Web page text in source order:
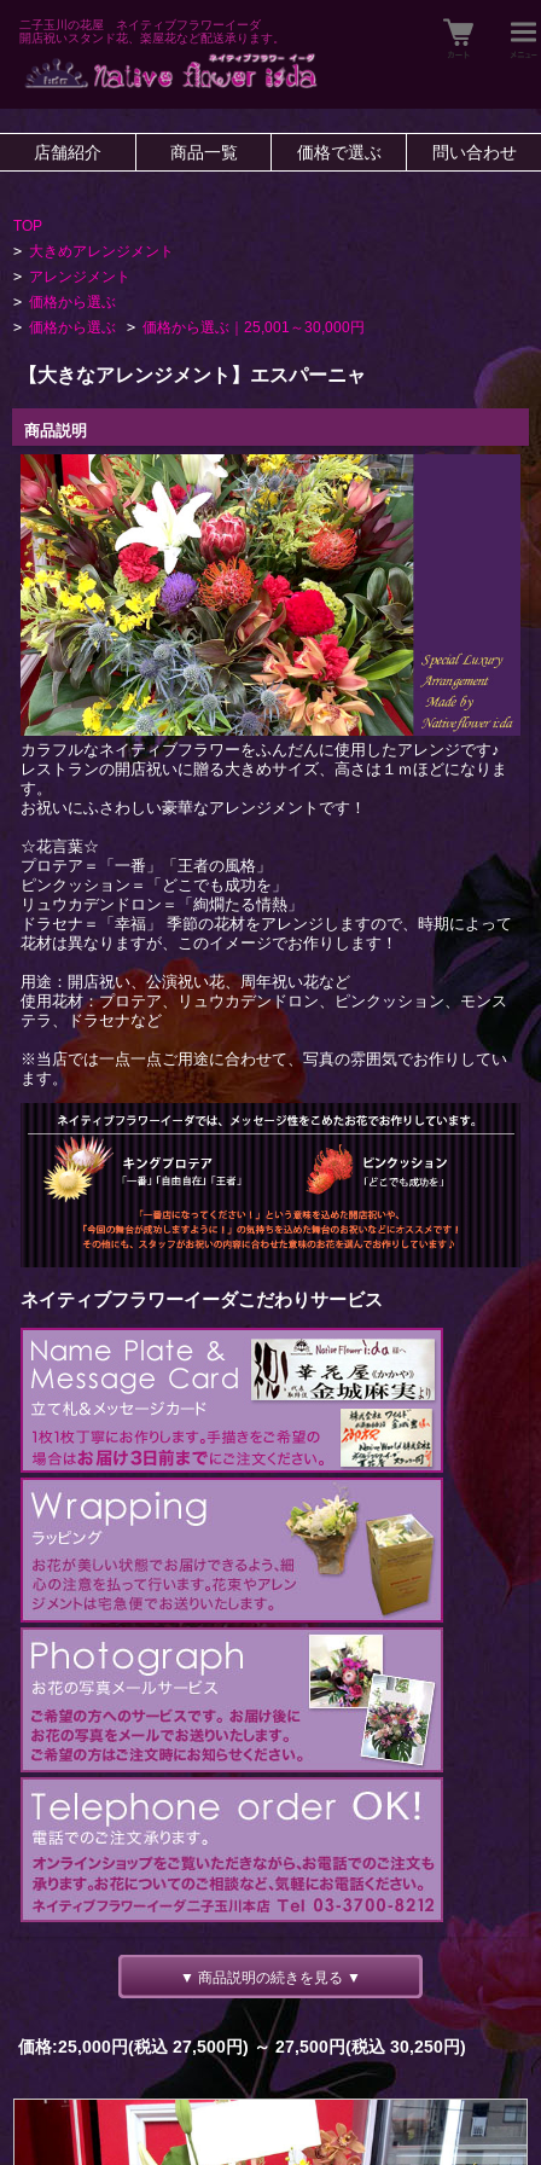
二子玉川の花屋 ネイティブフラワーイーダ
開店祝いスタンド花、楽屋花など配送承ります。
店舗紹介 商品一覧 価格で選ぶ 問い合わせ
TOP
> 大きめアレンジメント
> アレンジメント
> 価格から選ぶ
> 価格から選ぶ > 価格から選ぶ｜25,001～30,000円
【大きなアレンジメント】エスパーニャ
商品説明
カラフルなネイティブフラワーをふんだんに使用したアレンジです♪
レストランの開店祝いに贈る大きめサイズ、高さは１ｍほどになりま
す。
お祝いにふさわしい豪華なアレンジメントです！
☆花言葉☆
プロテア＝「一番」「王者の風格」
ピンクッション＝「どこでも成功を」
リュウカデンドロン＝「絢燗たる情熱」
ドラセナ＝「幸福」 季節の花材をアレンジしますので、時期によって
花材は異なりますが、このイメージでお作りします！
用途：開店祝い、公演祝い花、周年祝い花など
使用花材：プロテア、リュウカデンドロン、ピンクッション、モンス
テラ、ドラセナなど
※当店では一点一点ご用途に合わせて、写真の雰囲気でお作りしてい
ます。
ネイティブフラワーイーダこだわりサービス
▼ 商品説明の続きを見る ▼
価格:25,000円(税込 27,500円) ～ 27,500円(税込 30,250円)